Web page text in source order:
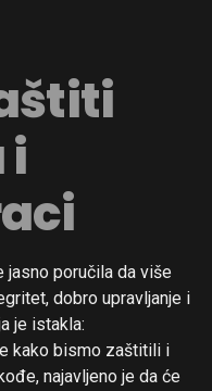
i
jasno poručila da više
dobro upravljanje i
je istakla:
kako bismo zaštitili i
najavljeno je da će